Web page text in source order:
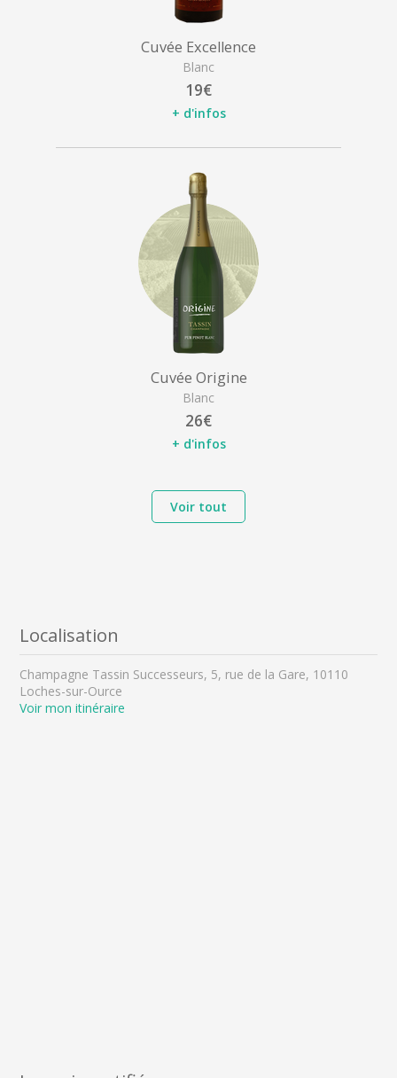
Cuvée Excellence
Blanc
19€
+ d'infos
Cuvée Origine
Blanc
26€
+ d'infos
Voir tout
Localisation
Champagne Tassin Successeurs, 5, rue de la Gare, 10110
Loches-sur-Ource
Voir mon itinéraire